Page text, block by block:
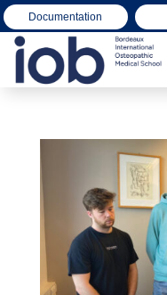
Documentation